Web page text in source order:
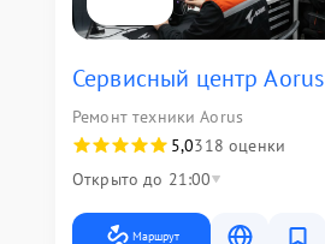
Сервисный центр Aorus
Ремонт техники Aorus
5,0318 оценки
Открыто до 21:00
Маршрут